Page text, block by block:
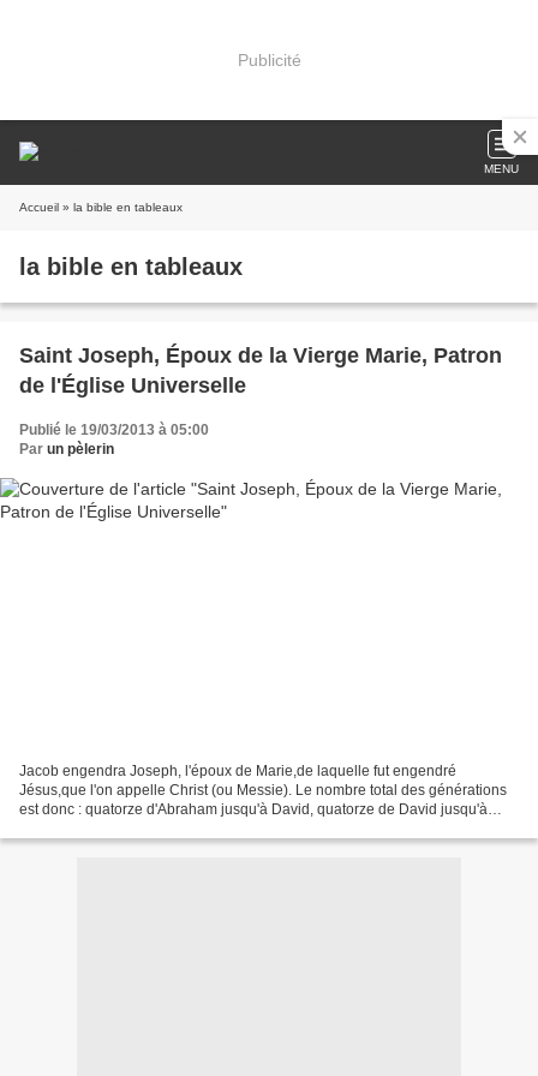
Publicité
MENU
Accueil » la bible en tableaux
la bible en tableaux
Saint Joseph, Époux de la Vierge Marie, Patron
de l'Église Universelle
Publié le 19/03/2013 à 05:00
Par un pèlerin
Jacob engendra Joseph, l'époux de Marie,de laquelle fut engendré
Jésus,que l'on appelle Christ (ou Messie). Le nombre total des générations
est donc : quatorze d'Abraham jusqu'à David, quatorze de David jusqu'à